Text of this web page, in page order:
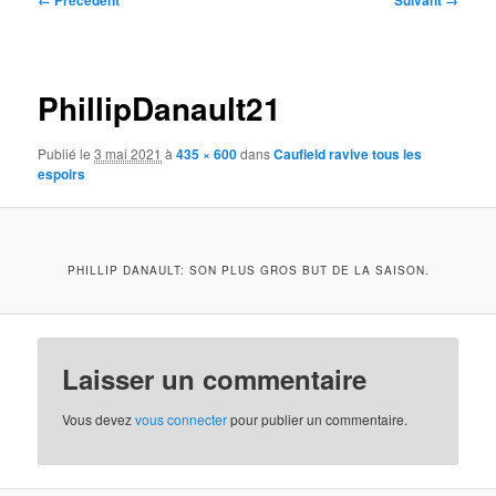
PhillipDanault21
Publié le3 mai 2021 à435 × 600dansCaufield ravive tous les
espoirs
PHILLIP DANAULT: SON PLUS GROS BUT DE LA SAISON.
Laisser un commentaire
Vous devezvous connecterpour publier un commentaire.